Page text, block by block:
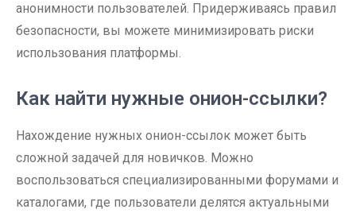
анонимности пользователей. Придерживаясь правил
безопасности, вы можете минимизировать риски
использования платформы.
Как найти нужные онион-ссылки?
Нахождение нужных онион-ссылок может быть
сложной задачей для новичков. Можно
воспользоваться специализированными форумами и
каталогами, где пользователи делятся актуальными